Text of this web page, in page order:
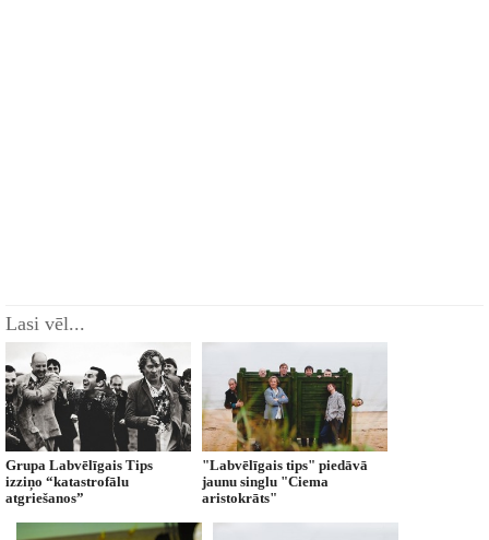
Lasi vēl...
Grupa Labvēlīgais Tips
izziņo “katastrofālu
atgriešanos”
"Labvēlīgais tips" piedāvā
jaunu singlu "Ciema
aristokrāts"